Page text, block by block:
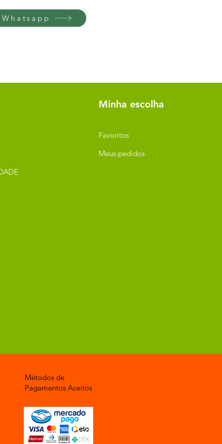
Minha escolha
Favoritos
Meus pedidos
Métodos de
Pagamentos Aceitos